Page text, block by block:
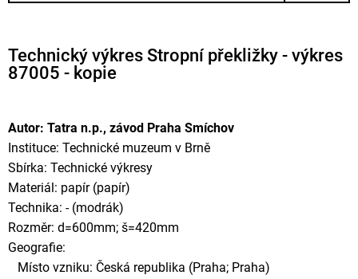
Technický výkres Stropní překližky - výkres
87005 - kopie
Autor: Tatra n.p., závod Praha Smíchov
Instituce: Technické muzeum v Brně
Sbírka: Technické výkresy
Materiál: papír (papír)
Technika: - (modrák)
Rozměr: d=600mm; š=420mm
Geografie:
Místo vzniku: Česká republika (Praha; Praha)